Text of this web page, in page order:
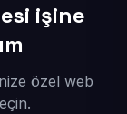
işine
özel web